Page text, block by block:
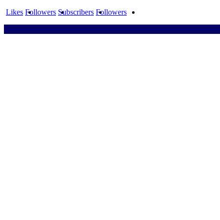
Likes Followers Subscribers Followers